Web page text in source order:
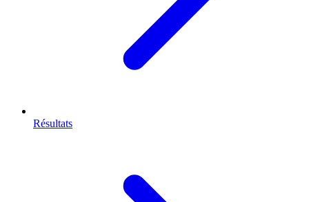
Résultats